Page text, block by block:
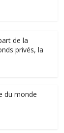
de la
privés, la
du monde